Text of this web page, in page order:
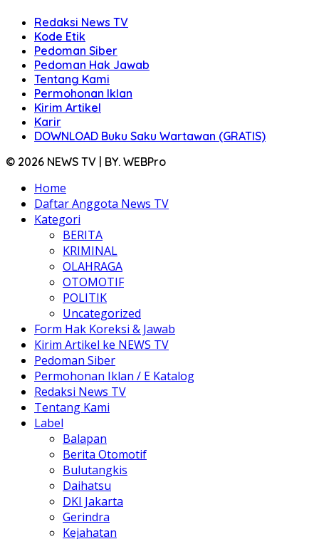
Redaksi News TV
Kode Etik
Pedoman Siber
Pedoman Hak Jawab
Tentang Kami
Permohonan Iklan
Kirim Artikel
Karir
DOWNLOAD Buku Saku Wartawan (GRATIS)
© 2026 NEWS TV | BY. WEBPro
Home
Daftar Anggota News TV
Kategori
BERITA
KRIMINAL
OLAHRAGA
OTOMOTIF
POLITIK
Uncategorized
Form Hak Koreksi & Jawab
Kirim Artikel ke NEWS TV
Pedoman Siber
Permohonan Iklan / E Katalog
Redaksi News TV
Tentang Kami
Label
Balapan
Berita Otomotif
Bulutangkis
Daihatsu
DKI Jakarta
Gerindra
Kejahatan